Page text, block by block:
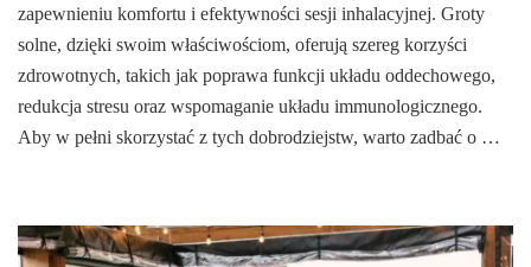
zapewnieniu komfortu i efektywności sesji inhalacyjnej. Groty
solne, dzięki swoim właściwościom, oferują szereg korzyści
zdrowotnych, takich jak poprawa funkcji układu oddechowego,
redukcja stresu oraz wspomaganie układu immunologicznego.
Aby w pełni skorzystać z tych dobrodziejstw, warto zadbać o …